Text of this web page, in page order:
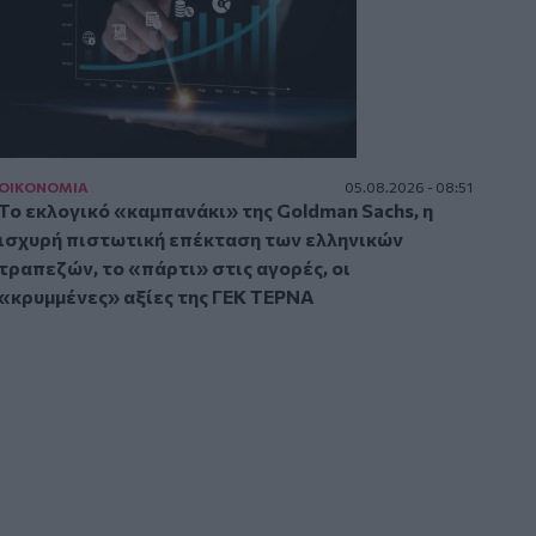
05.08.2026 - 08:51
εκλογικό «καμπανάκι» της Goldman Sachs, η
πιστωτική επέκταση των ελληνικών
το «πάρτι» στις αγορές, οι
αξίες της ΓΕΚ ΤΕΡΝΑ